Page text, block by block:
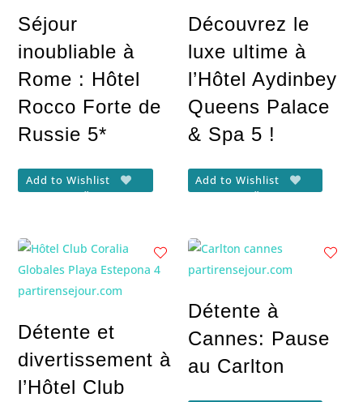
Séjour
inoubliable à
Rome : Hôtel
Rocco Forte de
Russie 5*
Add to Wishlist
Découvrez le
luxe ultime à
l’Hôtel Aydinbey
Queens Palace
& Spa 5 !
Add to Wishlist
Détente et
divertissement à
l’Hôtel Club
Détente à
Cannes: Pause
au Carlton